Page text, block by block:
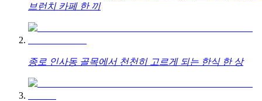
브런치 카페 한 끼
종로 인사동 골목에서 천천히 고르게 되는 한식 한 상